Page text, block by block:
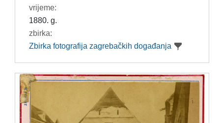
vrijeme:
1880. g.
zbirka:
Zbirka fotografija zagrebačkih događanja